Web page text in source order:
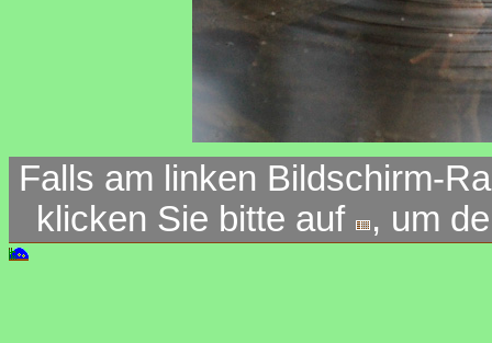
Falls am linken Bildschirm-
klicken Sie bitte auf
, um